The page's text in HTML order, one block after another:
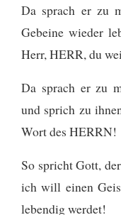
Da sprach er zu
Gebeine wieder
Herr, HERR, du
Da sprach er zu
und sprich zu
Wort des HERRN!
So spricht Gott,
ich will einen
lebendig werdet!